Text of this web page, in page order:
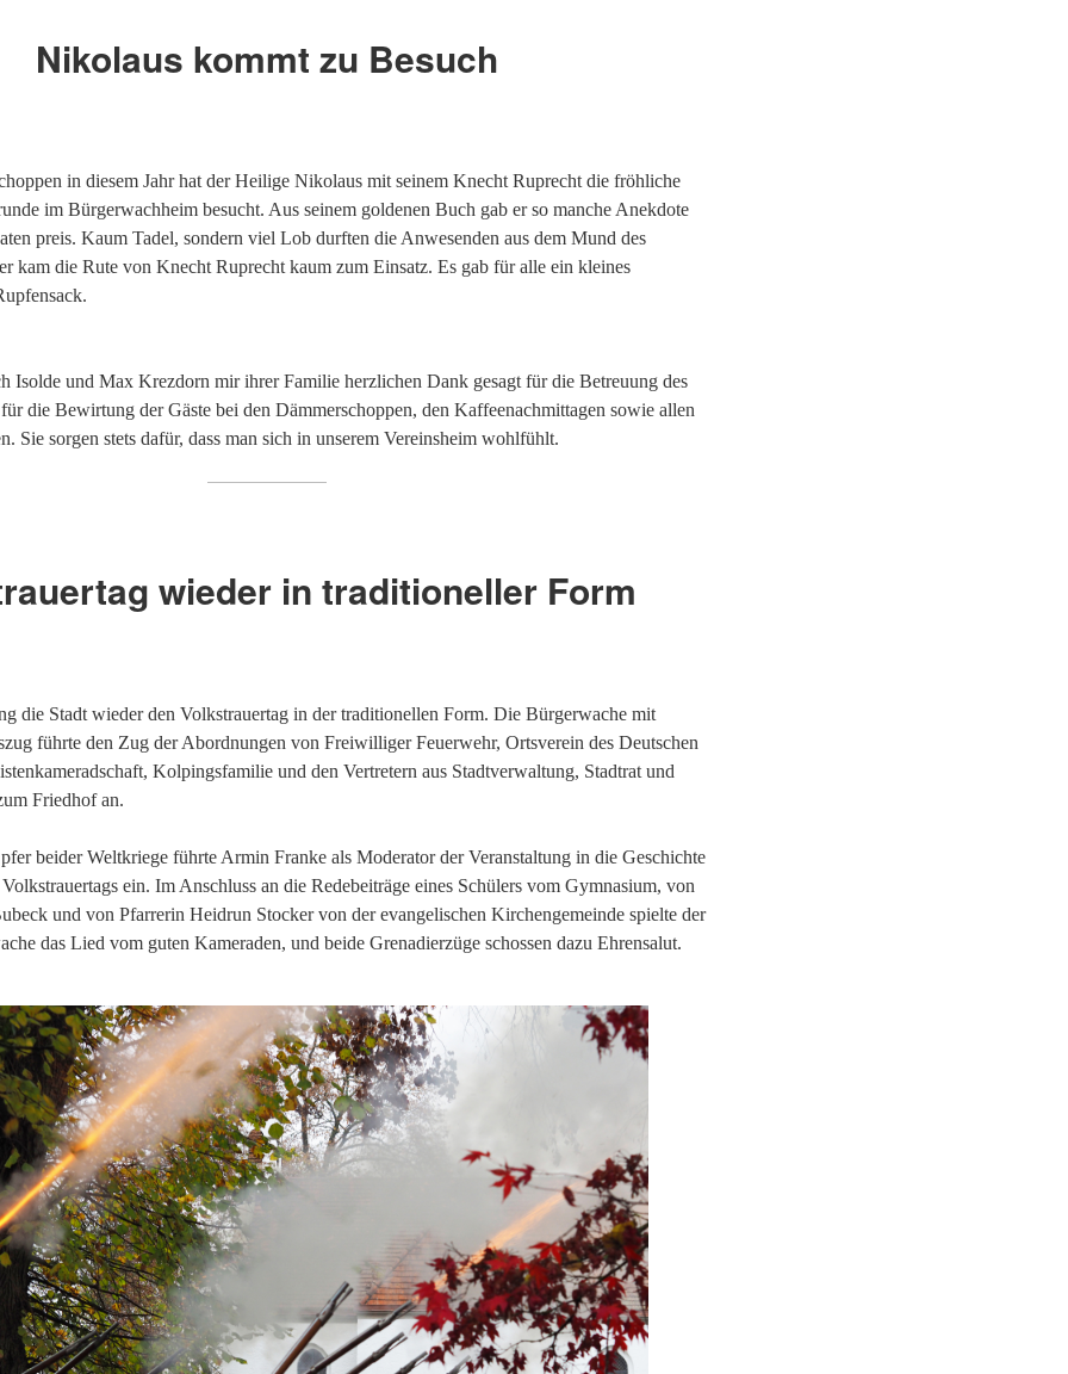
Nikolaus kommt zu Besuch
in diesem Jahr hat der Heilige Nikolaus mit seinem Knecht Ruprecht die fröhliche
im Bürgerwachheim besucht. Aus seinem goldenen Buch gab er so manche Anekdote
preis. Kaum Tadel, sondern viel Lob durften die Anwesenden aus dem Mund des
kam die Rute von Knecht Ruprecht kaum zum Einsatz. Es gab für alle ein kleines
Isolde und Max Krezdorn mir ihrer Familie herzlichen Dank gesagt für die Betreuung des
die Bewirtung der Gäste bei den Dämmerschoppen, den Kaffeenachmittagen sowie allen
Sie sorgen stets dafür, dass man sich in unserem Vereinsheim wohlfühlt.
wieder in traditioneller Form
die Stadt wieder den Volkstrauertag in der traditionellen Form. Die Bürgerwache mit
führte den Zug der Abordnungen von Freiwilliger Feuerwehr, Ortsverein des Deutschen
Kolpingsfamilie und den Vertretern aus Stadtverwaltung, Stadtrat und
Friedhof an.
beider Weltkriege führte Armin Franke als Moderator der Veranstaltung in die Geschichte
ein. Im Anschluss an die Redebeiträge eines Schülers vom Gymnasium, von
und von Pfarrerin Heidrun Stocker von der evangelischen Kirchengemeinde spielte der
das Lied vom guten Kameraden, und beide Grenadierzüge schossen dazu Ehrensalut.